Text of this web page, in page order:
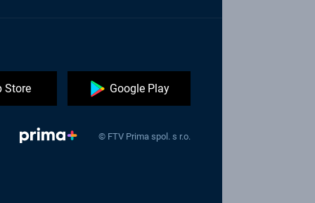
Store Google Play
© FTV Prima spol. s r.o.